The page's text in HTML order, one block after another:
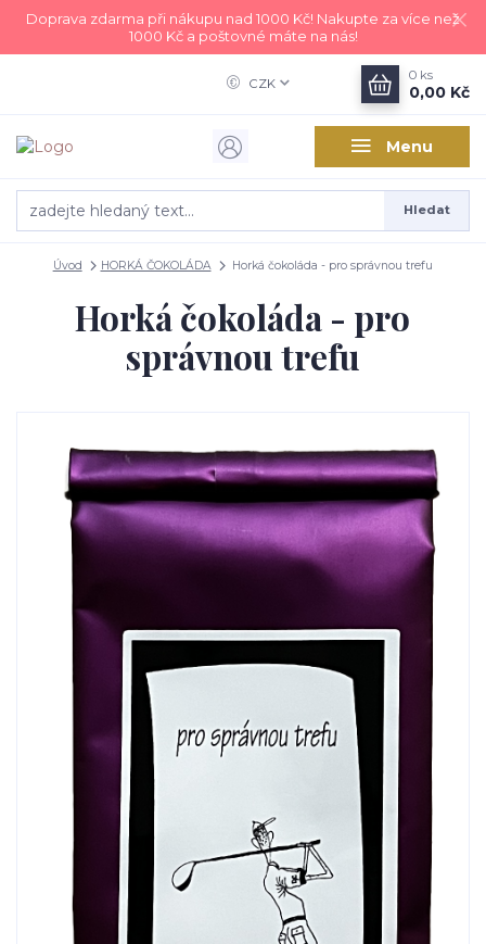
Doprava zdarma při nákupu nad 1000 Kč! Nakupte za více než
1000 Kč a poštovné máte na nás!
Menu
CZK
Hledat
0 ks
0,00 Kč
Úvod HORKÁ ČOKOLÁDA Horká čokoláda - pro správnou trefu
Horká čokoláda - pro
správnou trefu